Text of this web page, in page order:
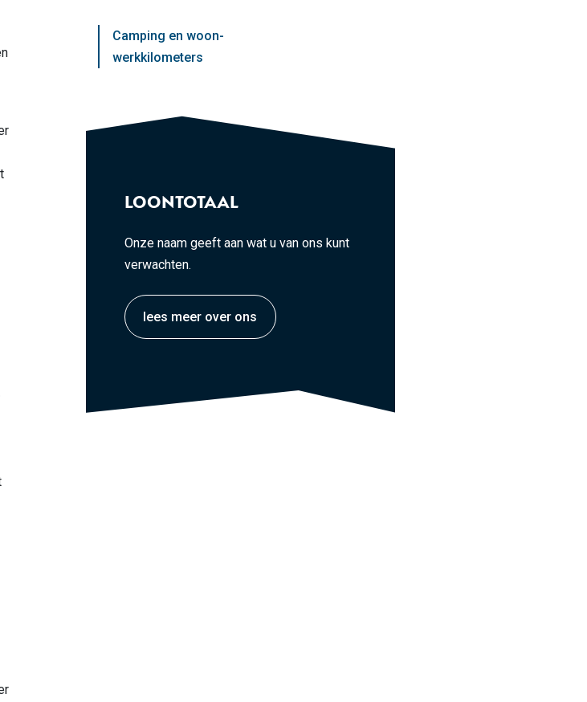
Camping en woon-
werkkilometers
LOONTOTAAL
Onze naam geeft aan wat u van ons kunt
verwachten.
lees meer over ons